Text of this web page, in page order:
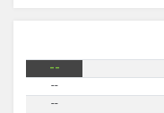
--
--
--